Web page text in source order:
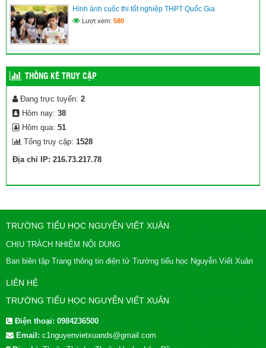
Hình ảnh cuộc thi tốt nghiệp THPT Quốc Gia
Lượt xem: 580
THỐNG KÊ TRUY CẬP
Đang trực tuyến: 2
Hôm nay: 38
Hôm qua: 51
Tổng truy cập: 1528
Địa chỉ IP: 216.73.217.78
TRƯỜNG TIỂU HỌC NGUYỄN VIẾT XUÂN
CHỊU TRÁCH NHIỆM NỘI DUNG
Ban biên tập Trang thông tin điện tử Trường tiểu học Nguyễn Viết Xuân
LIÊN HỆ
TRƯỜNG TIỂU HỌC NGUYỄN VIẾT XUÂN
Điện thoại:0984236500
Email:c1nguyenvietxuands@gmail.com